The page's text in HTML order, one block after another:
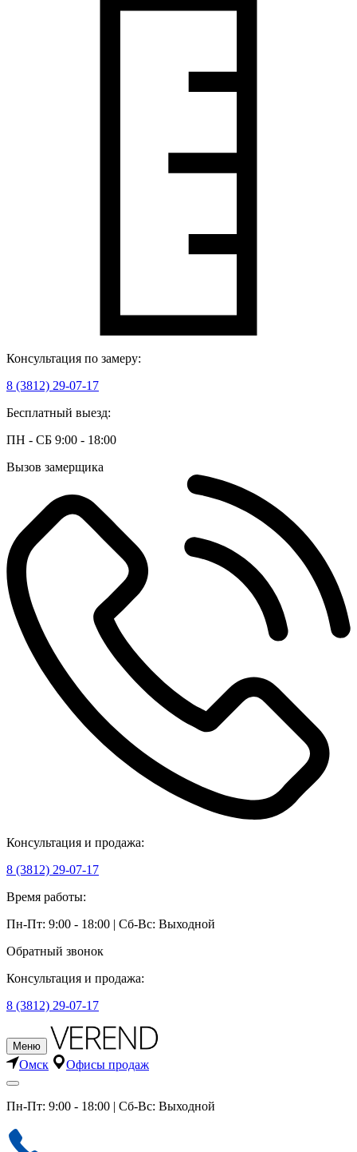
Консультация по замеру:
8 (3812) 29-07-17
Бесплатный выезд:
ПН - СБ 9:00 - 18:00
Вызов замерщика
Консультация и продажа:
8 (3812) 29-07-17
Время работы:
Пн-Пт: 9:00 - 18:00 | Сб-Вс: Выходной
Обратный звонок
Консультация и продажа:
8 (3812) 29-07-17
Меню
Омск Офисы продаж
Пн-Пт: 9:00 - 18:00 | Сб-Вс: Выходной